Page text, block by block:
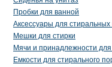
Пробки для ванной
Аксессуары для
Мешки для стирки
Мячи и принадлежности для
Емкости для стирального